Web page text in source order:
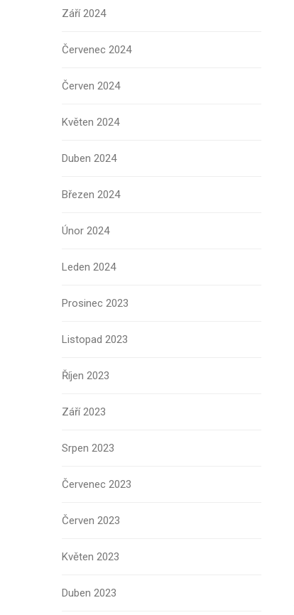
Září 2024
Červenec 2024
Červen 2024
Květen 2024
Duben 2024
Březen 2024
Únor 2024
Leden 2024
Prosinec 2023
Listopad 2023
Říjen 2023
Září 2023
Srpen 2023
Červenec 2023
Červen 2023
Květen 2023
Duben 2023